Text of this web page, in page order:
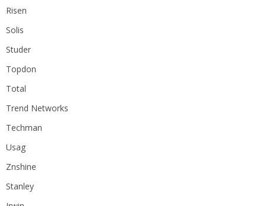
Risen
Solis
Studer
Topdon
Total
Trend Networks
Techman
Usag
Znshine
Stanley